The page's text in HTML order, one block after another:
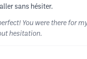
sans hésiter.
You were there for
hesitation.